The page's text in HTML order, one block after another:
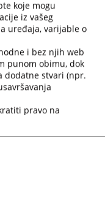
suda u
koje mogu
iz vašeg
uređaja, varijable o
i bez njih web
punom obimu, dok
dodatne stvari (npr.
pravo na